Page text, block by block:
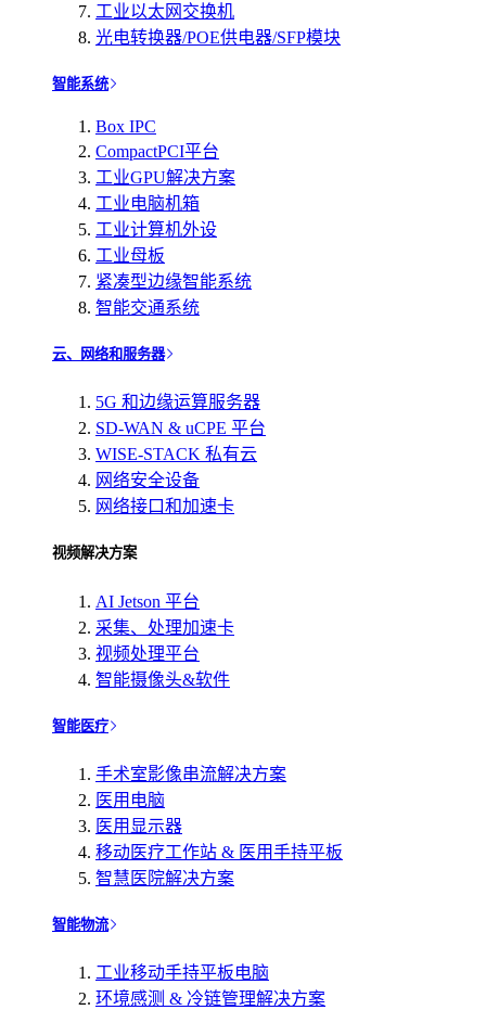
工业以太网交换机
光电转换器/POE供电器/SFP模块
智能系统
Box IPC
CompactPCI平台
工业GPU解决方案
工业电脑机箱
工业计算机外设
工业母板
紧凑型边缘智能系统
智能交通系统
云、网络和服务器
5G 和边缘运算服务器
SD-WAN & uCPE 平台
WISE-STACK 私有云
网络安全设备
网络接口和加速卡
视频解决方案
AI Jetson 平台
采集、处理加速卡
视频处理平台
智能摄像头&软件
智能医疗
手术室影像串流解决方案
医用电脑
医用显示器
移动医疗工作站 & 医用手持平板
智慧医院解决方案
智能物流
工业移动手持平板电脑
环境感测 & 冷链管理解决方案